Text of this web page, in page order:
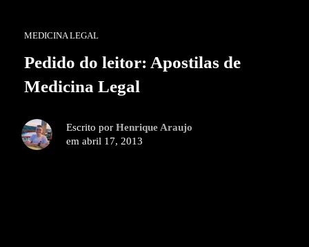
MEDICINA LEGAL
Pedido do leitor: Apostilas de
Medicina Legal
Escrito por Henrique Araujo
em abril 17, 2013